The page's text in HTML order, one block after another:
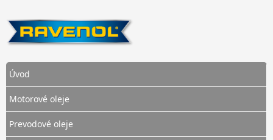
Úvod
Motorové oleje
Prevodové oleje